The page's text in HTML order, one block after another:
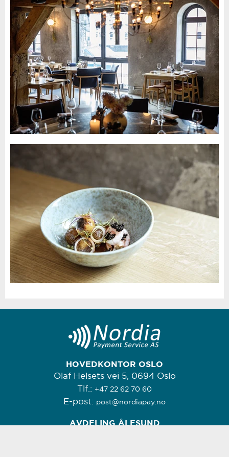
HOVEDKONTOR OSLO
Olaf Helsets vei 5, 0694 Oslo
Tlf.: +47 22 62 70 60
E-post: post@nordiapay.no
AVDELING ÅLESUND